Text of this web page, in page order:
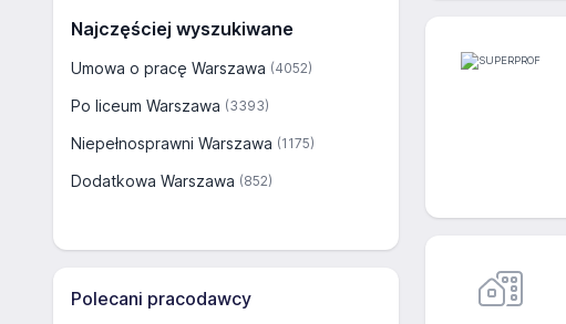
Najczęściej wyszukiwane
Umowa o pracę Warszawa (4052)
Po liceum Warszawa (3393)
Niepełnosprawni Warszawa (1175)
Dodatkowa Warszawa (852)
Polecani pracodawcy